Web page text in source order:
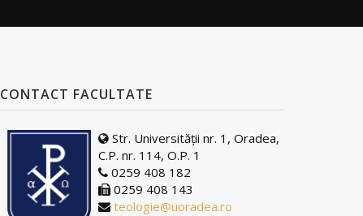
CONTACT FACULTATE
Str. Universității nr. 1, Oradea,
C.P. nr. 114, O.P. 1
0259 408 182
0259 408 143
teologie@uoradea.ro